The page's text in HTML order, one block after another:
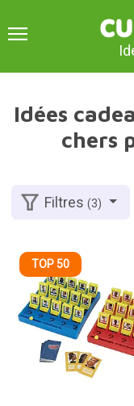
Idées
chers
Filtres(3)
TOP 50